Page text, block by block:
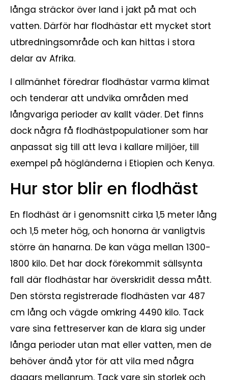
långa sträckor över land i jakt på mat och
vatten. Därför har flodhästar ett mycket stort
utbredningsområde och kan hittas i stora
delar av Afrika.
I allmänhet föredrar flodhästar varma klimat
och tenderar att undvika områden med
långvariga perioder av kallt väder. Det finns
dock några få flodhästpopulationer som har
anpassat sig till att leva i kallare miljöer, till
exempel på högländerna i Etiopien och Kenya.
Hur stor blir en flodhäst
En flodhäst är i genomsnitt cirka 1,5 meter lång
och 1,5 meter hög, och honorna är vanligtvis
större än hanarna. De kan väga mellan 1300-
1800 kilo. Det har dock förekommit sällsynta
fall där flodhästar har överskridit dessa mått.
Den största registrerade flodhästen var 487
cm lång och vägde omkring 4490 kilo. Tack
vare sina fettreserver kan de klara sig under
långa perioder utan mat eller vatten, men de
behöver ändå ytor för att vila med några
dagars mellanrum. Tack vare sin storlek och